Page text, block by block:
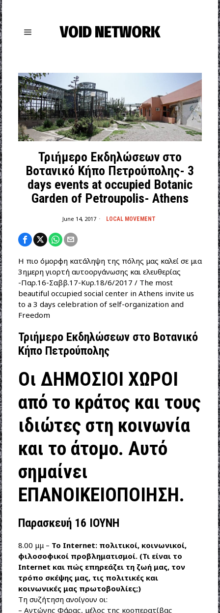
VOID NETWORK
Τριήμερο Εκδηλώσεων στο
Βοτανικό Κήπο Πετρούπολης- 3
days events at occupied Botanic
Garden of Petroupolis- Athens
June 14, 2017 LOCAL MOVEMENT
Η πιο όμορφη κατάληψη της πόλης μας καλεί σε μια
3ημερη γιορτή αυτοοργάνωσης και ελευθερίας
-Παρ.16-Σαββ.17-Κυρ.18/6/2017 / The most
beautiful occupied social center in Athens invite us
to a 3 days celebration of self-organization and
Freedom
Τριήμερο Εκδηλώσεων στο Βοτανικό
Κήπο Πετρούπολης
Οι ΔΗΜΟΣΙΟΙ ΧΩΡΟΙ
από το κράτος και τους
ιδιώτες στη κοινωνία
και το άτομο. Αυτό
σημαίνει
ΕΠΑΝΟΙΚΕΙΟΠΟΙΗΣΗ.
Παρασκευή 16 ΙΟΥΝΗ
8.00 μμ – Το Internet: πολιτικοί, κοινωνικοί,
φιλοσοφικοί προβληματισμοί. (Τι είναι το
Internet και πώς επηρεάζει τη ζωή μας, τον
τρόπο σκέψης μας, τις πολιτικές και
κοινωνικές μας πρωτοβουλίες;)
Τη συζήτηση ανοίγουν οι:
– Αντώνης Φάρας, μέλος της κοοπερατίβας